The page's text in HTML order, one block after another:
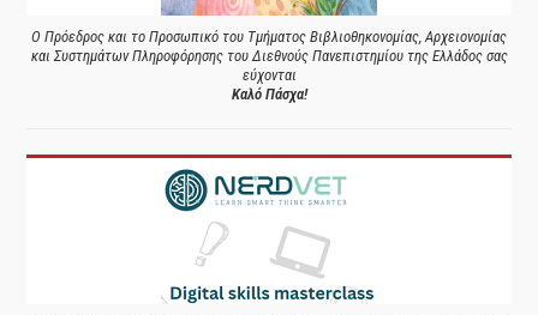
Ο Πρόεδρος και το Προσωπικό του Τμήματος Βιβλιοθηκονομίας, Αρχειονομίας
και Συστημάτων Πληροφόρησης του Διεθνούς Πανεπιστημίου της Ελλάδος σας
εύχονται
Καλό Πάσχα!